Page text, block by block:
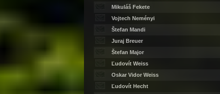
Mikuláš Fekete
Vojtech Neményi
Štefan Mandi
Juraj Breuer
Štefan Major
Ľudovít Weiss
Oskar Vidor Weiss
Ľudovít Hecht